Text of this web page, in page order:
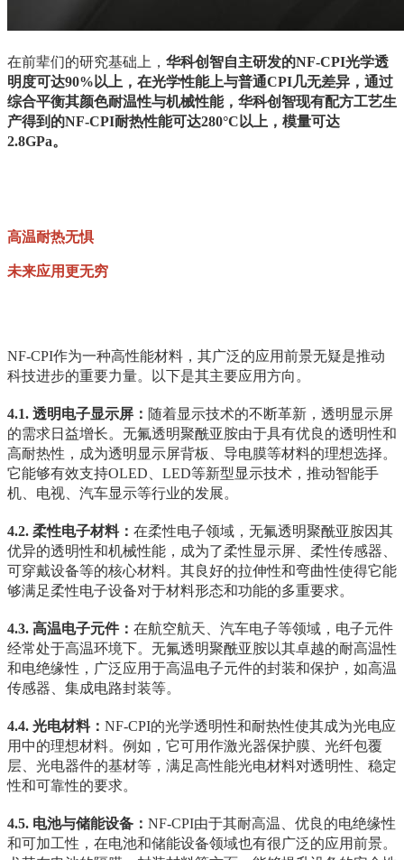
在前辈们的研究基础上， 华科创智自主研发的NF-CPI光学透
明度可达90%以上 ，在光学性能上与普通CPI几无差异，通过
综合平衡其颜色耐温性与机械性能，华科创智现有配方工艺生
产得到的NF-CPI耐热性能可达280°C以上，模量可达
2.8GPa。
高温耐热无惧
未来应用更无穷
NF-CPI作为一种高性能材料，其广泛的应用前景无疑是推动
科技进步的重要力量。以下是其主要应用方向。
4.1. 透明电子显示屏： 随着显示技术的不断革新，透明显示屏
的需求日益增长。无氟透明聚酰亚胺由于具有优良的透明性和
高耐热性，成为透明显示屏背板、导电膜等材料的理想选择。
它能够有效支持OLED、LED等新型显示技术，推动智能手
机、电视、汽车显示等行业的发展。
4.2. 柔性电子材料： 在柔性电子领域，无氟透明聚酰亚胺因其
优异的透明性和机械性能，成为了柔性显示屏、柔性传感器、
可穿戴设备等的核心材料。其良好的拉伸性和弯曲性使得它能
够满足柔性电子设备对于材料形态和功能的多重要求。
4.3. 高温电子元件： 在航空航天、汽车电子等领域，电子元件
经常处于高温环境下。无氟透明聚酰亚胺以其卓越的耐高温性
和电绝缘性，广泛应用于高温电子元件的封装和保护，如高温
传感器、集成电路封装等。
4.4. 光电材料： NF-CPI的光学透明性和耐热性使其成为光电应
用中的理想材料。例如，它可用作激光器保护膜、光纤包覆
层、光电器件的基材等，满足高性能光电材料对透明性、稳定
性和可靠性的要求。
4.5. 电池与储能设备： NF-CPI由于其耐高温、优良的电绝缘性
和可加工性，在电池和储能设备领域也有很广泛的应用前景。